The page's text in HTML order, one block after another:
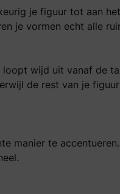
je figuur tot aan
je vormen echt alle
wijd uit vanaf de
de rest van je
manier te